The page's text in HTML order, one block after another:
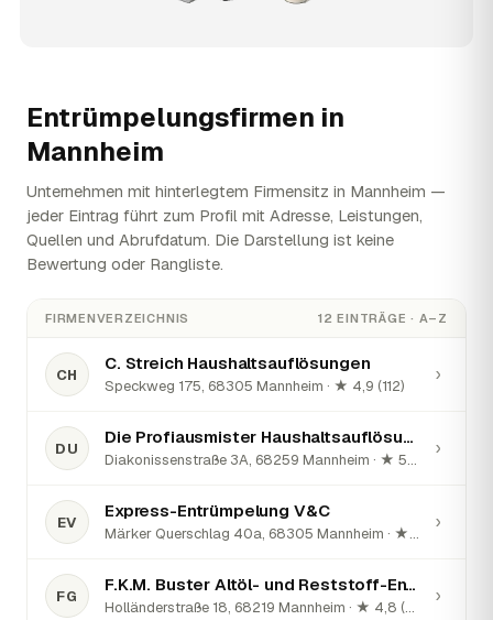
Entrümpelungsfirmen in
Mannheim
Unternehmen mit hinterlegtem Firmensitz in Mannheim —
jeder Eintrag führt zum Profil mit Adresse, Leistungen,
Quellen und Abrufdatum. Die Darstellung ist keine
Bewertung oder Rangliste.
FIRMENVERZEICHNIS 12 EINTRÄGE · A–Z
CH
C. Streich Haushaltsauflösungen
Speckweg 175, 68305 Mannheim · ★ 4,9 (112)
›
DU
Die Profiausmister Haushaltsauflösungen, Entrümpelung und Umzüge
Diakonissenstraße 3A, 68259 Mannheim · ★ 5 (296)
›
EV
Express-Entrümpelung V&C
Märker Querschlag 40a, 68305 Mannheim · ★ 5 (61)
›
FG
F.K.M. Buster Altöl- und Reststoff-Entsorgung GmbH
Holländerstraße 18, 68219 Mannheim · ★ 4,8 (56)
›